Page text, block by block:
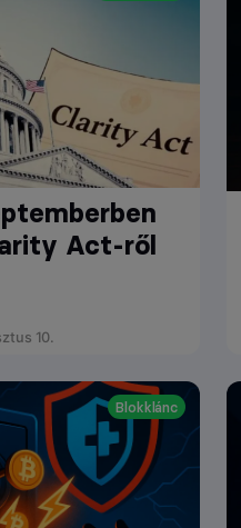
Act-ről
10.
Blokklánc